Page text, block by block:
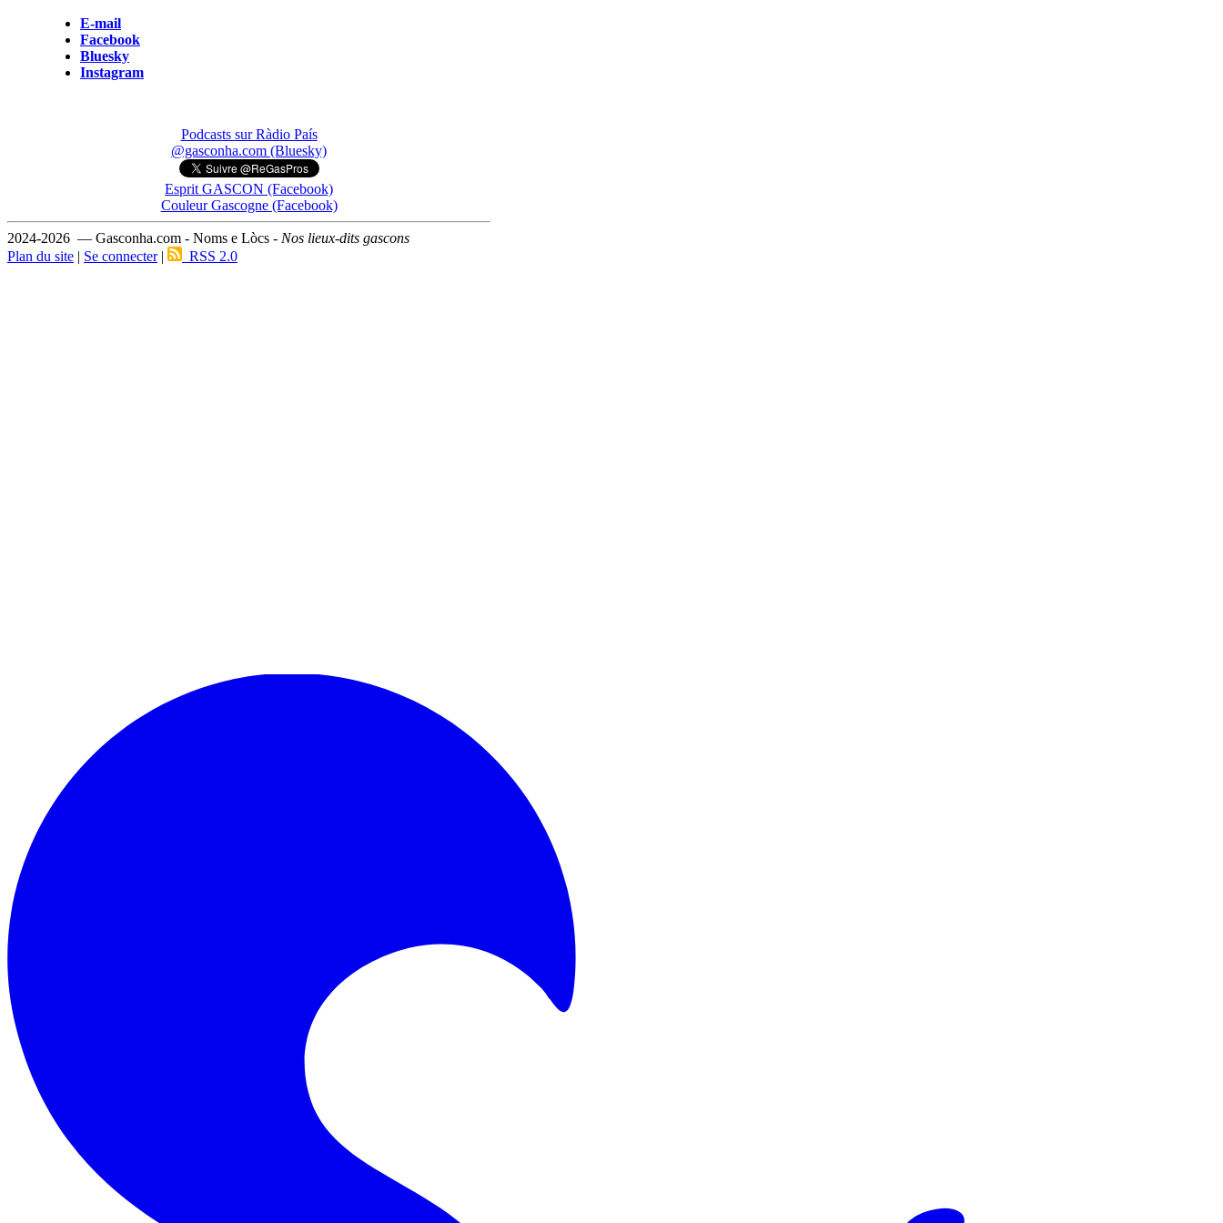
E-mail
Facebook
Bluesky
Instagram
Podcasts sur Ràdio País
@gasconha.com (Bluesky)
Esprit GASCON (Facebook)
Couleur Gascogne (Facebook)
2024-2026 — Gasconha.com - Noms e Lòcs - Nos lieux-dits gascons
Plan du site | Se connecter| RSS 2.0